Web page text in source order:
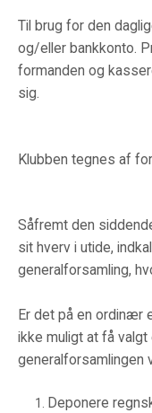
Til brug for den
og/eller bankkonto.
formanden og
sig.
Klubben tegnes af
Såfremt den
sit hverv i utide,
generalforsamling,
Er det på en ordinær
ikke muligt at få valgt
generalforsamlingen
Deponere